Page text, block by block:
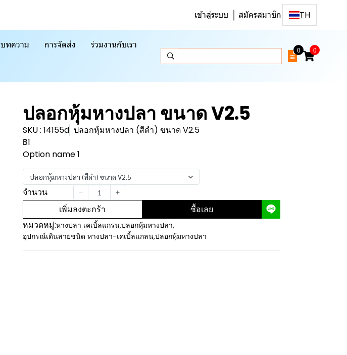
เข้าสู่ระบบ สมัครสมาชิก TH
บทความ การจัดส่ง ร่วมงานกับเรา
0 0
ปลอกหุ้มหางปลา ขนาด V2.5
SKU : 14155d ปลอกหุ้มหางปลา (สีดำ) ขนาด V2.5
฿1
Option name 1
ปลอกหุ้มหางปลา (สีดำ) ขนาด V2.5
จำนวน
เพิ่มลงตะกร้า ซื้อเลย
หมวดหมู่:หางปลา เคเบิ้ลแกรน,ปลอกหุ้มหางปลา,
อุปกรณ์เดินสายชนิด หางปลา-เคเบิ้ลแกลน,ปลอกหุ้มหางปลา